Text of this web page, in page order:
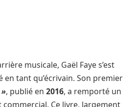
musicale, Gaël Faye s’est
tant qu’écrivain. Son premier
, publié en 2016, a remporté un
commercial. Ce livre, largement